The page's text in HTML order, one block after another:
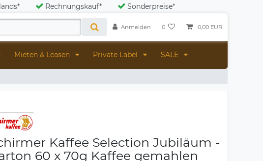
Rechnungskauf* Sonderpreise*
Anmelden 0 0,00 EUR
Mieten & Leasen Private Label SALE
Kaffee Selection Jubiläum -
60 x 70g Kaffee gemahlen